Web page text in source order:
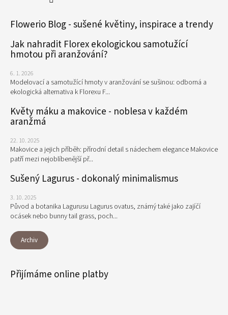
Flowerio Blog - sušené květiny, inspirace a trendy
Jak nahradit Florex ekologickou samotužící
hmotou při aranžování?
6. 1. 2026
Modelovací a samotužící hmoty v aranžování se sušinou: odborná a
ekologická alternativa k Florexu F...
Květy máku a makovice - noblesa v každém
aranžmá
22. 10. 2025
Makovice a jejich příběh: přírodní detail s nádechem elegance Makovice
patří mezi nejoblíbenější př...
Sušený Lagurus - dokonalý minimalismus
3. 10. 2025
Původ a botanika Lagurusu Lagurus ovatus, známý také jako zajíčí
ocásek nebo bunny tail grass, poch...
Archiv
Přijímáme online platby